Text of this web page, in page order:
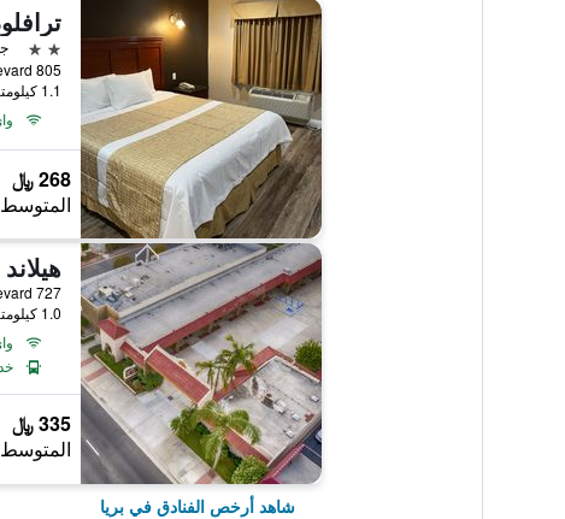
2 نجمتين
1.1 كيلومتر عن وسط المدينة
268 ﷼
المتوسط
1.0 كيلومتر عن وسط المدينة
335 ﷼
المتوسط
شاهد أرخص الفنادق في بريا